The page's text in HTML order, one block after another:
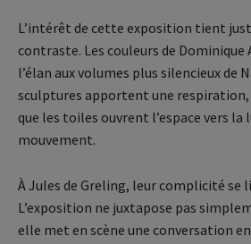
L’intérêt de cette exposition tient
contraste. Les couleurs de Dominique
l’élan aux volumes plus silencieux de
sculptures apportent une respiration,
que les toiles ouvrent l’espace vers la
mouvement.
À Jules de Greling, leur complicité se
L’exposition ne juxtapose pas
elle met en scène une conversation